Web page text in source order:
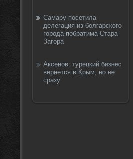
Самару посетила
делегация из болгарского
города-побратима Стара
Загора
Аксенов: турецкий бизнес
вернется в Крым, но не
сразу